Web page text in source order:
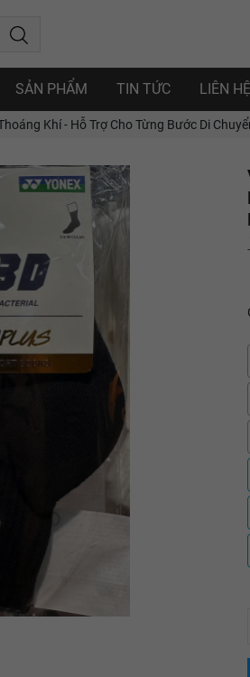
SẢN PHẨM TIN TỨC LIÊN HỆ
Khí - Hỗ Trợ Cho Từng Bước Di